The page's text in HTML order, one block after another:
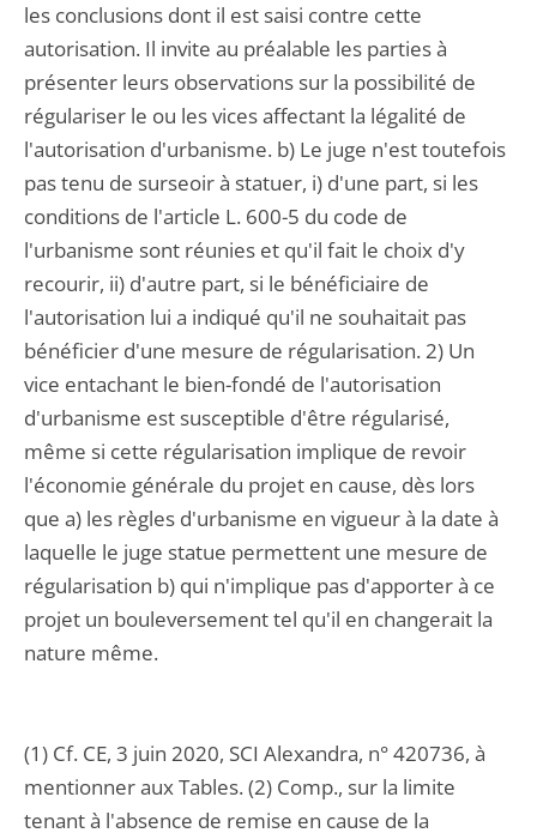
les conclusions dont il est saisi contre cette
autorisation. Il invite au préalable les parties à
présenter leurs observations sur la possibilité de
régulariser le ou les vices affectant la légalité de
l'autorisation d'urbanisme. b) Le juge n'est toutefois
pas tenu de surseoir à statuer, i) d'une part, si les
conditions de l'article L. 600-5 du code de
l'urbanisme sont réunies et qu'il fait le choix d'y
recourir, ii) d'autre part, si le bénéficiaire de
l'autorisation lui a indiqué qu'il ne souhaitait pas
bénéficier d'une mesure de régularisation. 2) Un
vice entachant le bien-fondé de l'autorisation
d'urbanisme est susceptible d'être régularisé,
même si cette régularisation implique de revoir
l'économie générale du projet en cause, dès lors
que a) les règles d'urbanisme en vigueur à la date à
laquelle le juge statue permettent une mesure de
régularisation b) qui n'implique pas d'apporter à ce
projet un bouleversement tel qu'il en changerait la
nature même.
(1) Cf. CE, 3 juin 2020, SCI Alexandra, n° 420736, à
mentionner aux Tables. (2) Comp., sur la limite
tenant à l'absence de remise en cause de la